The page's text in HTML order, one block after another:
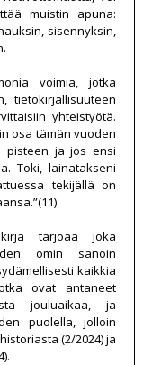
muistin apuna:
sisennyksin,
voimia, jotka
tietokirjallisuuteen
yhteistyötä.
osa tämän vuoden
pisteen ja jos ensi
Toki, lainatakseni
tekijällä on
tarjoaa joka
omin sanoin
kaikkia
ovat antaneet
jouluaikaa, ja
puolella, jolloin
(2/2024) ja